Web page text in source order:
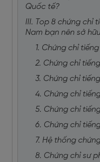
Quốc tế?
III. Top 8 chứng chỉ
Nam bạn nên sở
1. Chứng chỉ tiếng
2. Chứng chỉ
3. Chứng chỉ
4. Chứng chỉ
5. Chứng chỉ
6. Chứng chỉ
7. Hệ thống
8. Chứng chỉ sư